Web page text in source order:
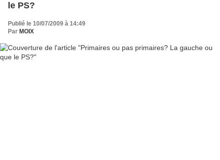
le PS?
Publié le 10/07/2009 à 14:49
Par MOIX